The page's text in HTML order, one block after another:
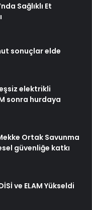
Sağlıklı Et
sonuçlar elde
eşsiz elektrikli
sonra hurdaya
Ortak Savunma
güvenliğe katkı
ve ELAM Yükseldi